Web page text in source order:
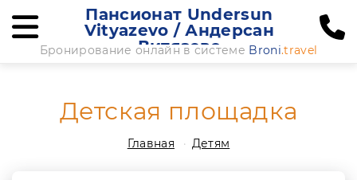
Пансионат Undersun
Vityazevo / Андерсан
Витязево
Бронирование онлайн в системе Broni.travel
Детская площадка
Главная Детям